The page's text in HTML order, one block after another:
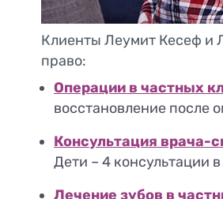
Клиенты Леумит Кесеф и
право:
Операции в частных
восстановление после
Консультация врача-
Дети – 4 консультации в
Лечение зубов в